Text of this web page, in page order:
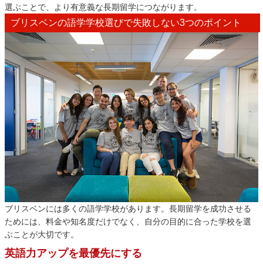
選ぶことで、より有意義な長期留学につながります。
ブリスベンの語学学校選びで失敗しない3つのポイント
ブリスベンには多くの語学学校があります。長期留学を成功させる
ためには、料金や知名度だけでなく、自分の目的に合った学校を選
ぶことが大切です。
英語力アップを最優先にする